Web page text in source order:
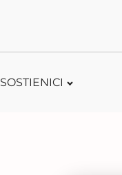
SOSTIENICI